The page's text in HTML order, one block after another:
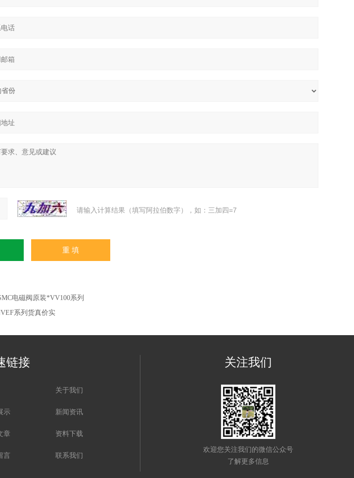
请输入计算结果（填写阿拉伯数字），如：三加四=7
电磁阀原装*VV100系列
系列货真价实
链接
关于我们
示 新闻资讯
章 资料下载
言 联系我们
关注我们
欢迎您关注我们的微信公众号
了解更多信息